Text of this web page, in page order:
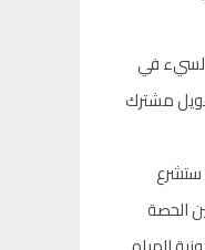
السيء في
شيكل بتمويل مشترك
ستشرع
الحصة